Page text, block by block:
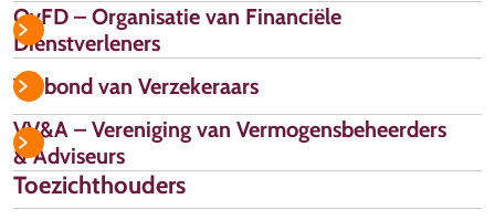
OvFD – Organisatie van Financiële
Dienstverleners
Verbond van Verzekeraars
VV&A – Vereniging van Vermogensbeheerders
& Adviseurs
Toezichthouders